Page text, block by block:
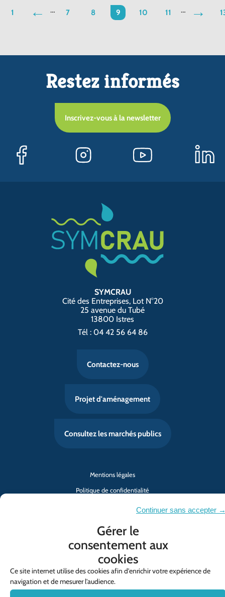
Gérer le
consentement aux
cookies
Ce site internet utilise des cookies afin d'enrichir votre expérience de
navigation et de mesurer l'audience.
Continuer sans accepter
1
fleche… 7 8 9 10 11 …
fleche
Restez informés
Inscrivez-vous à la newsletter
SYMCRAU
Cité des Entreprises, Lot N°20
25 avenue du Tubé
13800 Istres
Tél : 04 42 56 64 86
Contactez-nous
Projet d'aménagement
Consultez les marchés publics
Mentions légales
Politique de confidentialité
© SYMCRAU